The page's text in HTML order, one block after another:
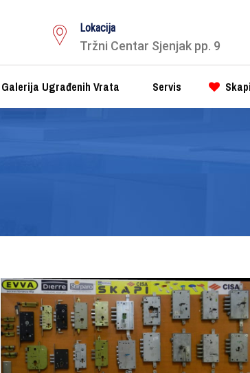
Lokacija
Tržni Centar Sjenjak pp. 9
Galerija Ugrađenih Vrata Servis